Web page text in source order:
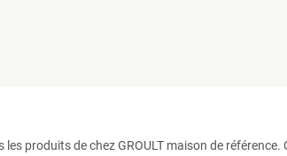
produits de chez GROULT maison de référence.